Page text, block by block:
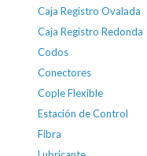
Caja Registro Ovalada
Caja Registro Redonda
Codos
Conectores
Cople Flexible
Estación de Control
Fibra